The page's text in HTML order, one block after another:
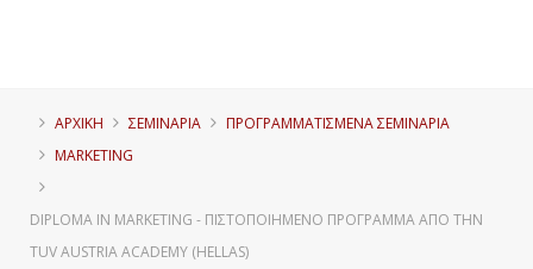
ΑΡΧΙΚΗ ΣΕΜΙΝΑΡΙΑ
ΠΡΟΓΡΑΜΜΑΤΙΣΜΈΝΑ ΣΕΜΙΝΆΡΙΑ
MARKETING
DIPLOMA IN MARKETING - ΠΙΣΤΟΠΟΙΗΜΈΝΟ ΠΡΌΓΡΑΜΜΑ ΑΠΌ ΤΗΝ
TUV AUSTRIA ACADEMY (HELLAS)